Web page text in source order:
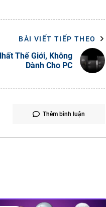
BÀI VIẾT TIẾP THEO
Thế Giới, Không
Dành Cho PC
Thêm bình luận